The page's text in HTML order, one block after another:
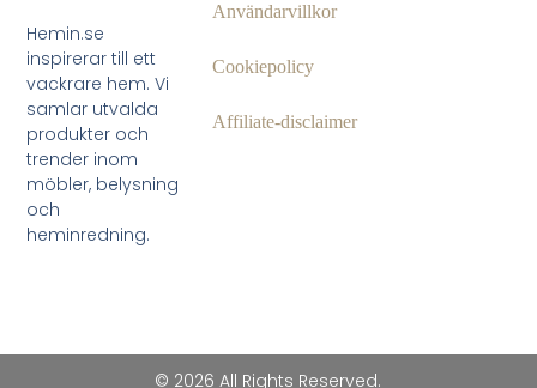
Hemin.se
inspirerar till ett
vackrare hem. Vi
samlar utvalda
produkter och
trender inom
möbler, belysning
och
heminredning.
Användarvillkor
Cookiepolicy
Affiliate‑disclaimer
© 2026 All Rights Reserved.